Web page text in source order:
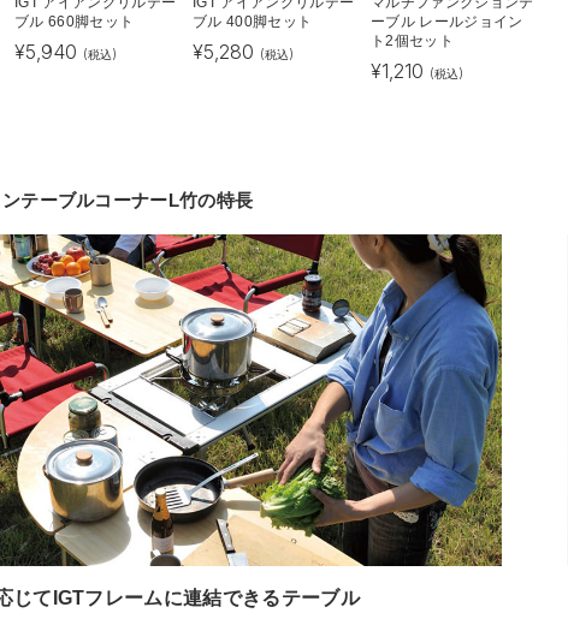
ブル 660脚セット
¥5,940 (税込)
ブル 400脚セット
¥5,280 (税込)
ーブル レールジョイン
ト2個セット
¥1,210 (税込)
テーブルコーナーL竹の特長
じてIGTフレームに連結できるテーブル